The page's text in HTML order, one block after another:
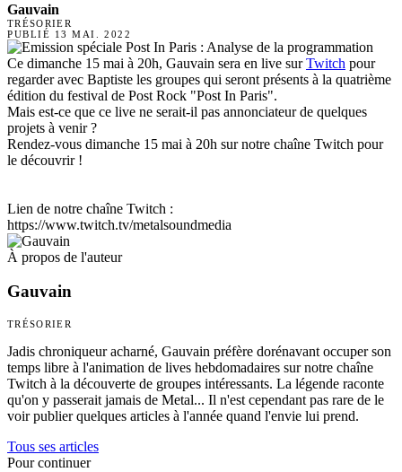
Gauvain
TRÉSORIER
PUBLIÉ 13 MAI. 2022
Ce dimanche 15 mai à 20h, Gauvain sera en live surTwitch pour
regarder avec Baptiste les groupes qui seront présents à la quatrième
édition du festival de Post Rock "Post In Paris".
Mais est-ce que ce live ne serait-il pas annonciateur de quelques
projets à venir ?
Rendez-vous dimanche 15 mai à 20h sur notre chaîne Twitch pour
le découvrir !
Lien de notre chaîne Twitch :
https://www.twitch.tv/metalsoundmedia
À propos de l'auteur
Gauvain
TRÉSORIER
Jadis chroniqueur acharné, Gauvain préfère dorénavant occuper son
temps libre à l'animation de lives hebdomadaires sur notre chaîne
Twitch à la découverte de groupes intéressants. La légende raconte
qu'on y passerait jamais de Metal... Il n'est cependant pas rare de le
voir publier quelques articles à l'année quand l'envie lui prend.
Tous ses articles
Pour continuer